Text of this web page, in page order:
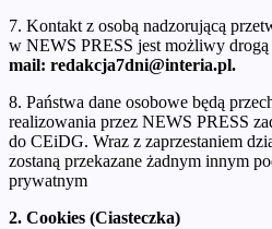
7. Kontakt z osobą nadzorującą
w NEWS PRESS jest możliwy drogą
mail: redakcja7dni@interia.pl.
8. Państwa dane osobowe będą
realizowania przez NEWS PRESS
do CEiDG. Wraz z zaprzestaniem
zostaną przekazane żadnym innym
prywatnym
2. Cookies (Ciasteczka)